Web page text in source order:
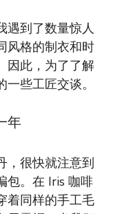
遇到了数量惊人
风格的制衣和时
因此，为了了解
些工匠交谈。
年
，很快就注意到
包。在 Iris 咖啡
着同样的手工毛